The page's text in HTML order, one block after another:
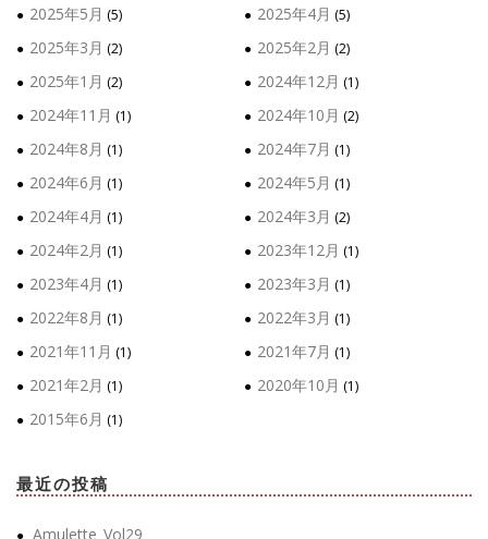
2025年5月 (5) 2025年4月 (5)
2025年3月 (2) 2025年2月 (2)
2025年1月 (2) 2024年12月 (1)
2024年11月 (1) 2024年10月 (2)
2024年8月 (1) 2024年7月 (1)
2024年6月 (1) 2024年5月 (1)
2024年4月 (1) 2024年3月 (2)
2024年2月 (1) 2023年12月 (1)
2023年4月 (1) 2023年3月 (1)
2022年8月 (1) 2022年3月 (1)
2021年11月 (1) 2021年7月 (1)
2021年2月 (1) 2020年10月 (1)
2015年6月 (1)
最近の投稿
Amulette_Vol29